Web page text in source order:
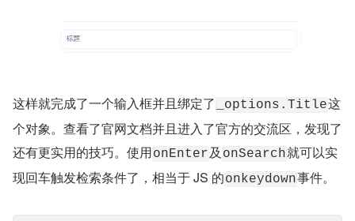
这样就完成了一个输入框并且绑定了 _options.Title这
个对象。查看了官网文档并且进入了官方的交流区，发现了
还有更实用的技巧。使用onEnter及 onSearch就可以实
现回车触发检索条件了，相当于 JS 的onkeydown事件。